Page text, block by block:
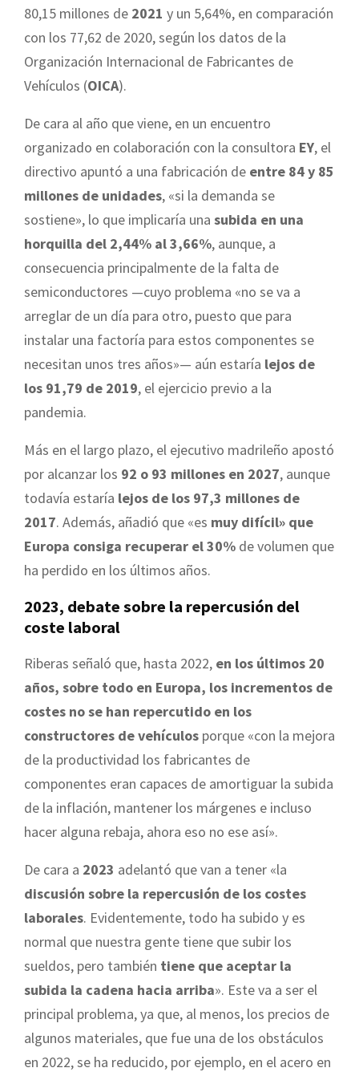
80,15 millones de 2021 y un 5,64%, en comparación
con los 77,62 de 2020, según los datos de la
Organización Internacional de Fabricantes de
Vehículos (OICA).
De cara al año que viene, en un encuentro
organizado en colaboración con la consultora EY, el
directivo apuntó a una fabricación de entre 84 y 85
millones de unidades, «si la demanda se
sostiene», lo que implicaría una subida en una
horquilla del 2,44% al 3,66%, aunque, a
consecuencia principalmente de la falta de
semiconductores —cuyo problema «no se va a
arreglar de un día para otro, puesto que para
instalar una factoría para estos componentes se
necesitan unos tres años»— aún estaría lejos de
los 91,79 de 2019, el ejercicio previo a la
pandemia.
Más en el largo plazo, el ejecutivo madrileño apostó
por alcanzar los 92 o 93 millones en 2027, aunque
todavía estaría lejos de los 97,3 millones de
2017. Además, añadió que «es muy difícil» que
Europa consiga recuperar el 30% de volumen que
ha perdido en los últimos años.
2023, debate sobre la repercusión del
coste laboral
Riberas señaló que, hasta 2022, en los últimos 20
años, sobre todo en Europa, los incrementos de
costes no se han repercutido en los
constructores de vehículos porque «con la mejora
de la productividad los fabricantes de
componentes eran capaces de amortiguar la subida
de la inflación, mantener los márgenes e incluso
hacer alguna rebaja, ahora eso no ese así».
De cara a 2023 adelantó que van a tener «la
discusión sobre la repercusión de los costes
laborales. Evidentemente, todo ha subido y es
normal que nuestra gente tiene que subir los
sueldos, pero también tiene que aceptar la
subida la cadena hacia arriba». Este va a ser el
principal problema, ya que, al menos, los precios de
algunos materiales, que fue una de los obstáculos
en 2022, se ha reducido, por ejemplo, en el acero en